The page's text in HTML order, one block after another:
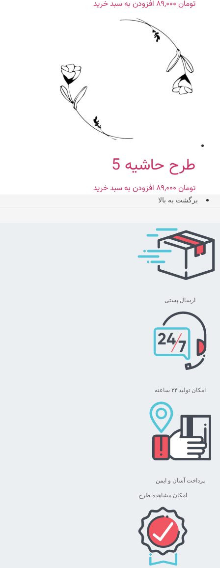
تومان افزودن به سبد خرید
طرح حاشیه 5
تومان افزودن به سبد خرید
برگشت به بالا
ارسال پستی
امکان تولید ۲۴ ساعته
پرداخت آسان و ایمن
امکان مشاهده طرح